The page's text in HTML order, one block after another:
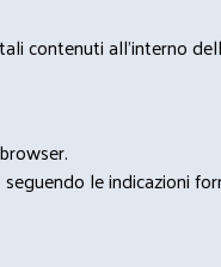
contenuti all'interno
le indicazioni